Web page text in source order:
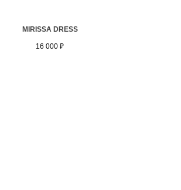
MIRISSA DRESS
16 000 ₽